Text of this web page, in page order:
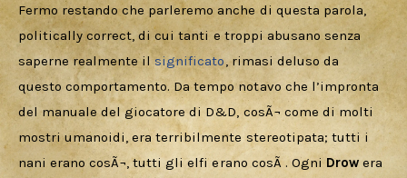
Fermo restando che parleremo anche di questa parola,
politically correct, di cui tanti e troppi abusano senza
saperne realmente il significato, rimasi deluso da
questo comportamento. Da tempo notavo che l’impronta
del manuale del giocatore di D&D, cosÃ¬ come di molti
mostri umanoidi, era terribilmente stereotipata; tutti i
nani erano cosÃ¬, tutti gli elfi erano cosÃ . Ogni Drow era